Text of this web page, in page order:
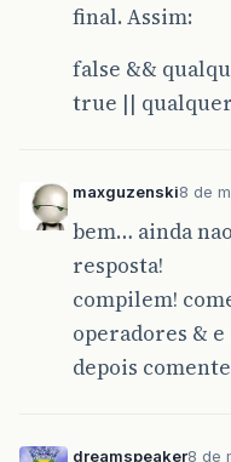
final. Assim:
false &&
true ||
maxguzenski8 de
bem… ainda
resposta!
compilem!
operadores & e
depois
dreamspeaker8 de